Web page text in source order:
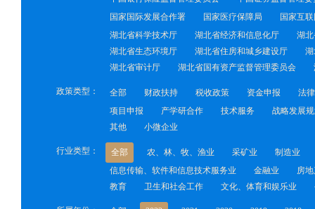
国家国际发展合作署
国家医疗保障局
国家互
湖北省科学技术厅
湖北省经济和信息化厅
湖
湖北省生态环境厅
湖北省住房和城乡建设厅
湖北省审计厅
湖北省国有资产监督管理委员会
政策类型： 全部 财政扶持 税收政策 资金申报
法
项目申报
产学研合作 技术服务
战略发展
其他
小微企业
行业类型： 全部 农、林、牧、渔业 采矿业
制造业
信息传输、软件和信息技术服务业
金融业
房
教育
卫生和社会工作 文化、体育和娱乐业